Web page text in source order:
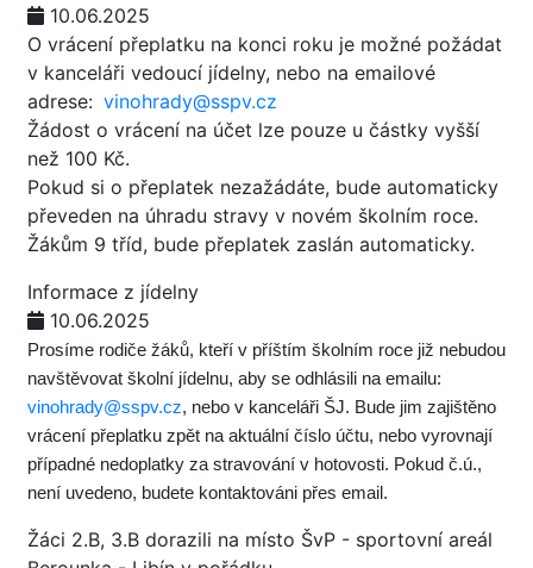
10.06.2025
O vrácení přeplatku na konci roku je možné požádat
v kanceláři vedoucí jídelny, nebo na emailové
adrese: vinohrady@sspv.cz
Žádost o vrácení na účet lze pouze u částky vyšší
než 100 Kč.
Pokud si o přeplatek nezažádáte, bude automaticky
převeden na úhradu stravy v novém školním roce.
Žákům 9 tříd, bude přeplatek zaslán automaticky.
Informace z jídelny
10.06.2025
Prosíme rodiče žáků, kteří v příštím školním roce již nebudou
navštěvovat školní jídelnu, aby se odhlásili na emailu:
vinohrady@sspv.cz, nebo v kanceláři ŠJ. Bude jim zajištěno
vrácení přeplatku zpět na aktuální číslo účtu, nebo vyrovnají
případné nedoplatky za stravování v hotovosti. Pokud č.ú.,
není uvedeno, budete kontaktováni přes email.
Žáci 2.B, 3.B dorazili na místo ŠvP - sportovní areál